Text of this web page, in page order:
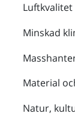
Luftkvalitet
Minskad
Material
Natur,